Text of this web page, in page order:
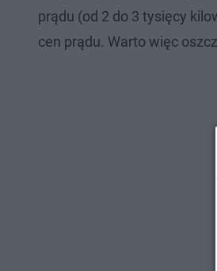
prądu (od 2 do 3 tysięcy
cen prądu. Warto więc